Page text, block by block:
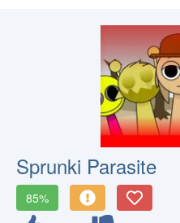
Sprunki Parasite
85%